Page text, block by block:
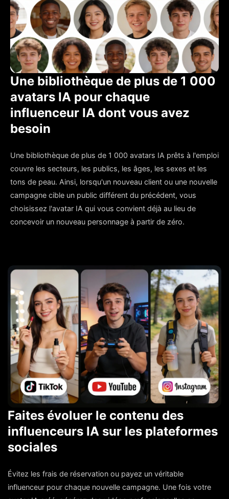
Une bibliothèque de plus de 1 000
avatars IA pour chaque
influenceur IA dont vous avez
besoin
Une bibliothèque de plus de 1 000 avatars IA prêts à l'emploi
couvre les secteurs, les publics, les âges, les sexes et les
tons de peau. Ainsi, lorsqu'un nouveau client ou une nouvelle
campagne cible un public différent du précédent, vous
choisissez l'avatar IA qui vous convient déjà au lieu de
concevoir un nouveau personnage à partir de zéro.
Faites évoluer le contenu des
influenceurs IA sur les plateformes
sociales
Évitez les frais de réservation ou payez un véritable
influenceur pour chaque nouvelle campagne. Une fois votre